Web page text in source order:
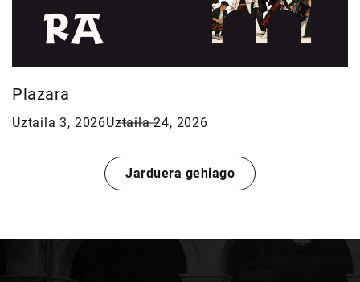
Plazara
Uztaila 3, 2026Uztaila 24, 2026
Jarduera gehiago